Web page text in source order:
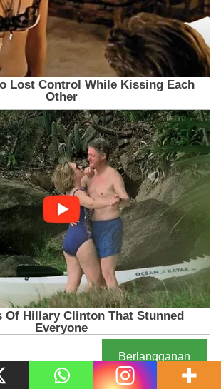
Berlangganan